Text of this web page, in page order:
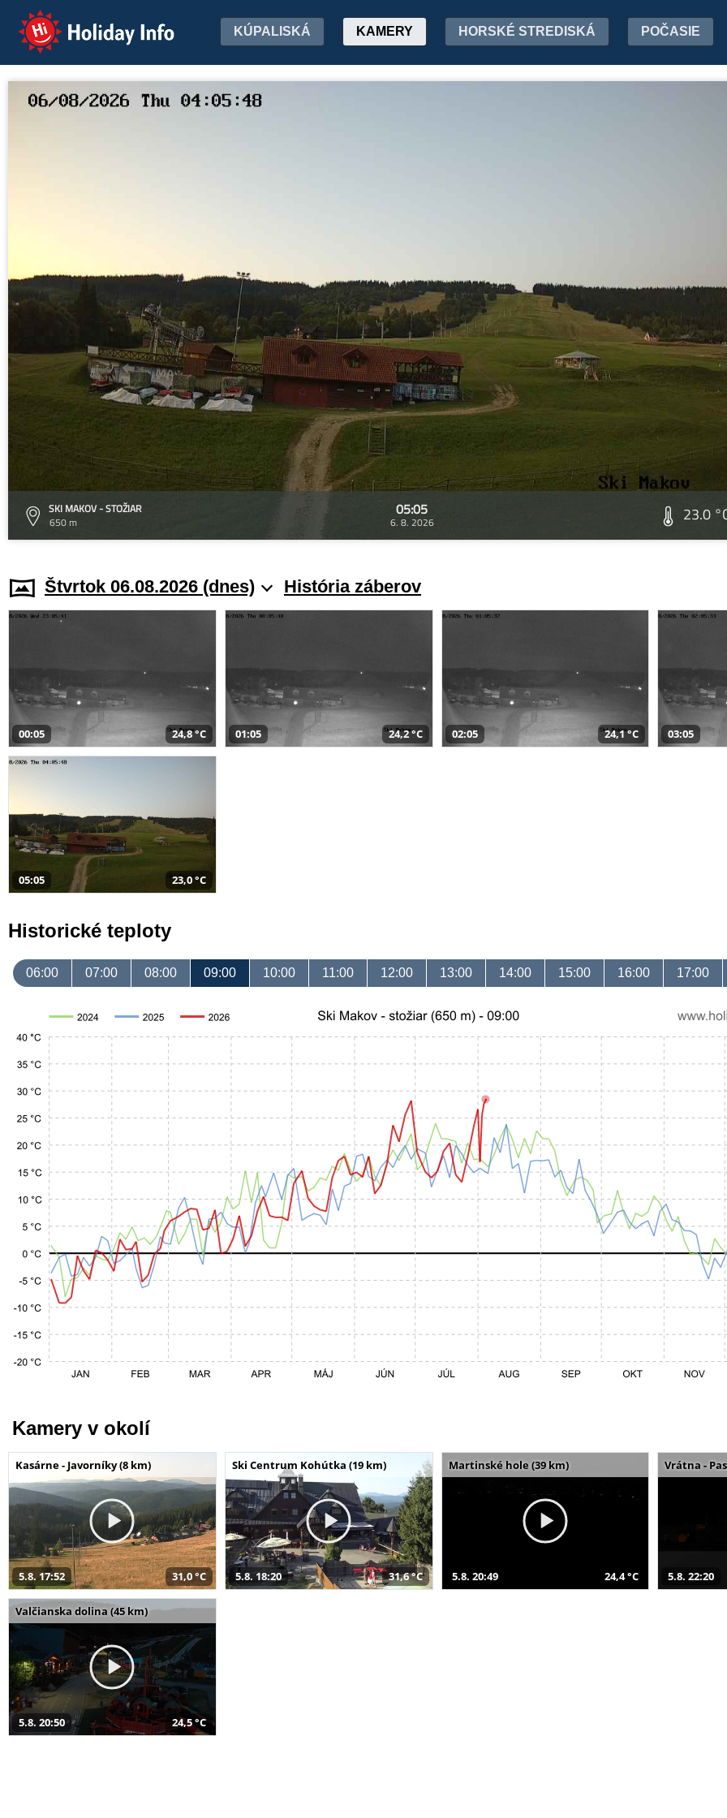
Holiday Info KÚPALISKÁ KAMERY HORSKÉ STREDISKÁ POČASIE
SKI MAKOV - STOŽIAR
650 m
05:05
6. 8. 2026 23.0
Štvrtok 06.08.2026 (dnes) História záberov
00:05 24,8 °C 01:05 24,2 °C 02:05 24,1 °C 03:05
05:05 23,0 °C
Historické teploty
06:00 07:00 08:00 09:00 10:00 11:00 12:00 13:00 14:00 15:00 16:00 17:00
Kamery v okolí
Kasárne - Javorníky (8 km)
5.8. 17:52 31,0 °C
Ski Centrum Kohútka (19 km)
5.8. 18:20 31,6 °C
Martinské hole (39 km)
5.8. 20:49 24,4 °C
Vrátna -
5.8. 22:20
Valčianska dolina (45 km)
5.8. 20:50 24,5 °C